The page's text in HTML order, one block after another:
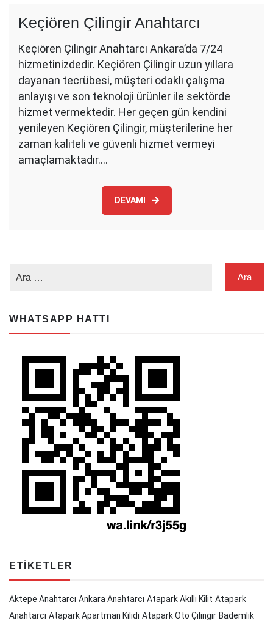
Keçiören Çilingir Anahtarcı
Keçiören Çilingir Anahtarcı Ankara’da 7/24
hizmetinizdedir. Keçiören Çilingir uzun yıllara
dayanan tecrübesi, müşteri odaklı çalışma
anlayışı ve son teknoloji ürünler ile sektörde
hizmet vermektedir. Her geçen gün kendini
yenileyen Keçiören Çilingir, müşterilerine her
zaman kaliteli ve güvenli hizmet vermeyi
amaçlamaktadır.…
DEVAMI
WHATSAPP HATTI
ETIKETLER
Aktepe Anahtarcı Ankara Anahtarcı Atapark Akıllı Kilit Atapark
Anahtarcı Atapark Apartman Kilidi Atapark Oto Çilingir Bademlik